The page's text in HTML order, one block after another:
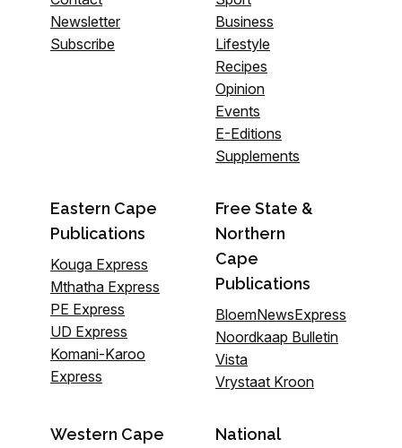
Newsletter
Subscribe
Business
Lifestyle
Recipes
Opinion
Events
E-Editions
Supplements
Eastern Cape
Publications
Kouga Express
Mthatha Express
PE Express
UD Express
Komani-Karoo
Express
Free State &
Northern
Cape
Publications
BloemNewsExpress
Noordkaap Bulletin
Vista
Vrystaat Kroon
Western Cape
National